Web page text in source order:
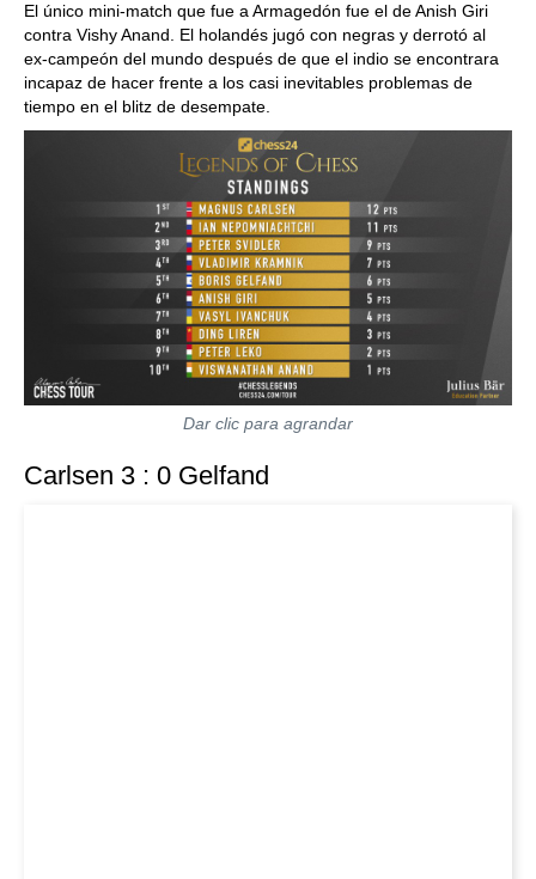
El único mini-match que fue a Armagedón fue el de Anish Giri
contra Vishy Anand. El holandés jugó con negras y derrotó al
ex-campeón del mundo después de que el indio se encontrara
incapaz de hacer frente a los casi inevitables problemas de
tiempo en el blitz de desempate.
Dar clic para agrandar
Carlsen 3 : 0 Gelfand